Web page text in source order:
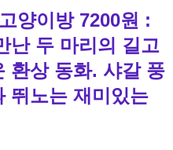
양이방 7200원 :
난 두 마리의 길고
환상 동화. 샤갈 풍
뛰노는 재미있는